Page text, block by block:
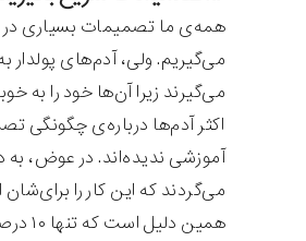
همه‌ی ما تصمیمات بسیاری در
می‌گیریم. ولی، آدم‌های
می‌گیرند زیرا آن‌ها خود را به
اکثر آدم‌ها درباره‌‌ی چگونگی
آموزشی ندیده‌اند. در عوض، به
می‌گردند که این کار را
همین